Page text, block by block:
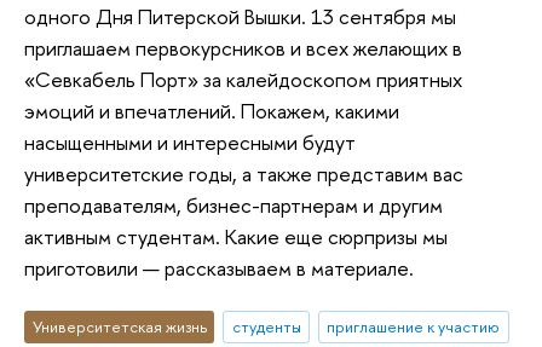
одного Дня Питерской Вышки. 13 сентября мы
приглашаем первокурсников и всех желающих в
«Севкабель Порт» за калейдоскопом приятных
эмоций и впечатлений. Покажем, какими
насыщенными и интересными будут
университетские годы, а также представим вас
преподавателям, бизнес-партнерам и другим
активным студентам. Какие еще сюрпризы мы
приготовили — рассказываем в материале.
Университетская жизнь студенты приглашение к участию